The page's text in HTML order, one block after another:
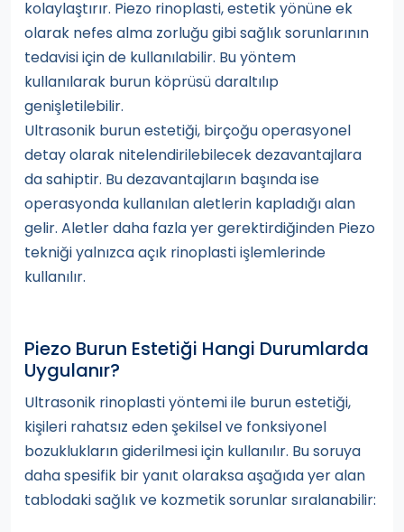
kolaylaştırır. Piezo rinoplasti, estetik yönüne ek
olarak nefes alma zorluğu gibi sağlık sorunlarının
tedavisi için de kullanılabilir. Bu yöntem
kullanılarak burun köprüsü daraltılıp
genişletilebilir.
Ultrasonik burun estetiği, birçoğu operasyonel
detay olarak nitelendirilebilecek dezavantajlara
da sahiptir. Bu dezavantajların başında ise
operasyonda kullanılan aletlerin kapladığı alan
gelir. Aletler daha fazla yer gerektirdiğinden Piezo
tekniği yalnızca açık rinoplasti işlemlerinde
kullanılır.
Piezo Burun Estetiği Hangi Durumlarda
Uygulanır?
Ultrasonik rinoplasti yöntemi ile burun estetiği,
kişileri rahatsız eden şekilsel ve fonksiyonel
bozuklukların giderilmesi için kullanılır. Bu soruya
daha spesifik bir yanıt olaraksa aşağıda yer alan
tablodaki sağlık ve kozmetik sorunlar sıralanabilir: